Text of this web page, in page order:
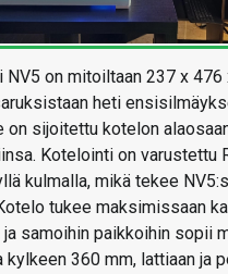
NV5 on mitoiltaan 237 x
heti
on sijoitettu kotelon
Kotelointi on varustettu
kulmalla, mikä tekee
tukee maksimissaan
samoihin paikkoihin sopii
kylkeen 360 mm, lattiaan ja